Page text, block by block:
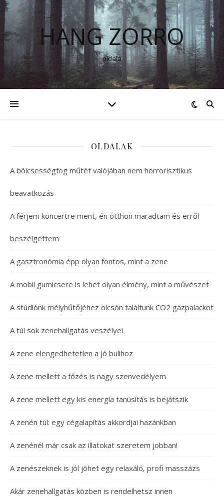
HANG ZORRO
oldala
OLDALAK
A bölcsességfog műtét valójában nem horrorisztikus
beavatkozás
A férjem koncertre ment, én otthon maradtam és erről
beszélgettem
A gasztronómia épp olyan fontos, mint a zene
A mobil gumicsere is lehet olyan élmény, mint a művészet
A stúdiónk mélyhűtőjéhez olcsón találtunk CO2 gázpalackot
A túl sok zenehallgatás veszélyei
A zene elengedhetetlen a jó bulihoz
A zene mellett a főzés is nagy szenvedélyem
A zene mellett egy kis energia tanúsítás is bejátszik
A zenén túl: egy cégalapítás akkordjai hazánkban
A zenénél már csak az illatokat szeretem jobban!
A zenészeknek is jól jöhet egy relaxáló, profi masszázs
Akár zenehallgatás közben is rendelhetsz innen